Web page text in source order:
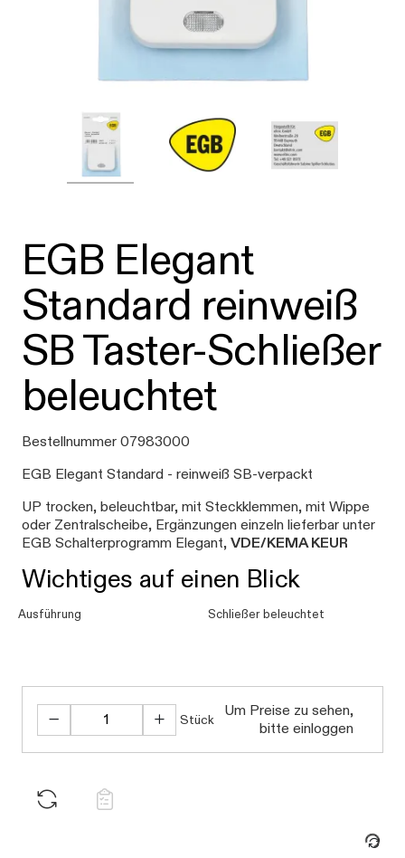
EGB Elegant
Standard reinweiß
SB Taster-Schließer
beleuchtet
Bestellnummer 07983000
EGB Elegant Standard - reinweiß SB-verpackt
UP trocken, beleuchtbar, mit Steckklemmen, mit Wippe
oder Zentralscheibe, Ergänzungen einzeln lieferbar unter
EGB Schalterprogramm Elegant, VDE/KEMA KEUR
Wichtiges auf einen Blick
Ausführung Schließer beleuchtet
Stück
Um Preise zu sehen,
bitte einloggen